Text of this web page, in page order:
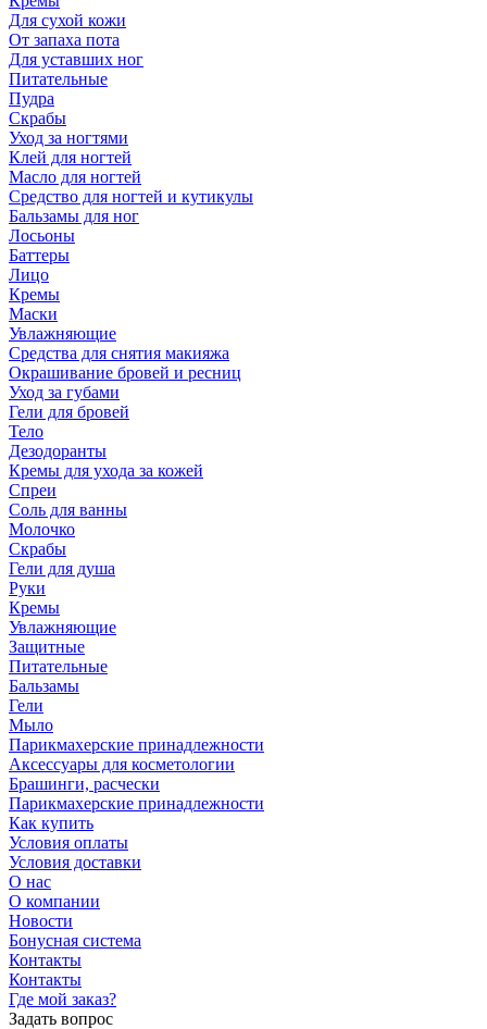
Для сухой кожи
От запаха пота
Для уставших ног
Питательные
Пудра
Скрабы
Уход за ногтями
Клей для ногтей
Масло для ногтей
Средство для ногтей и кутикулы
Бальзамы для ног
Лосьоны
Баттеры
Лицо
Кремы
Маски
Увлажняющие
Средства для снятия макияжа
Окрашивание бровей и ресниц
Уход за губами
Гели для бровей
Тело
Дезодоранты
Кремы для ухода за кожей
Спреи
Соль для ванны
Молочко
Скрабы
Гели для душа
Руки
Кремы
Увлажняющие
Защитные
Питательные
Бальзамы
Гели
Мыло
Парикмахерские принадлежности
Аксессуары для косметологии
Брашинги, расчески
Парикмахерские принадлежности
Как купить
Условия оплаты
Условия доставки
О нас
О компании
Новости
Бонусная система
Контакты
Контакты
Где мой заказ?
Задать вопрос